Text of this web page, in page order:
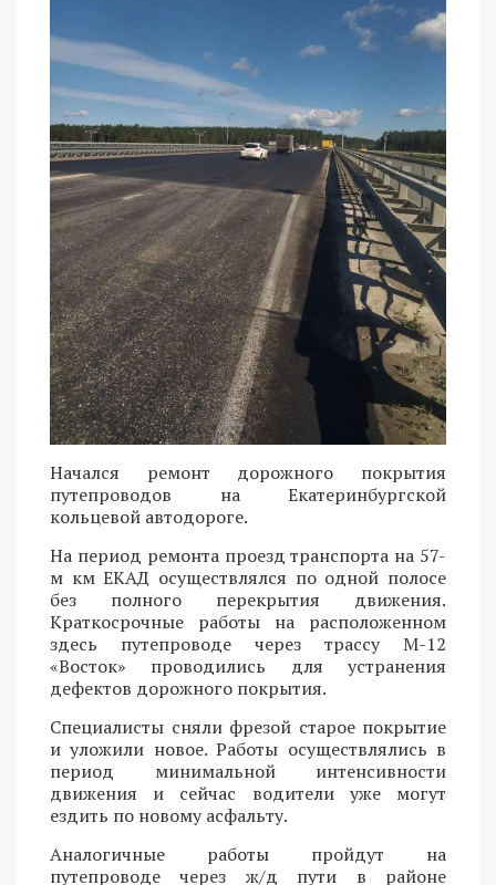
Начался ремонт дорожного покрытия
путепроводов на Екатеринбургской
кольцевой автодороге.
На период ремонта проезд транспорта на 57-
м км ЕКАД осуществлялся по одной полосе
без полного перекрытия движения.
Краткосрочные работы на расположенном
здесь путепроводе через трассу М-12
«Восток» проводились для устранения
дефектов дорожного покрытия.
Специалисты сняли фрезой старое покрытие
и уложили новое. Работы осуществлялись в
период минимальной интенсивности
движения и сейчас водители уже могут
ездить по новому асфальту.
Аналогичные работы пройдут на
путепроводе через ж/д пути в районе